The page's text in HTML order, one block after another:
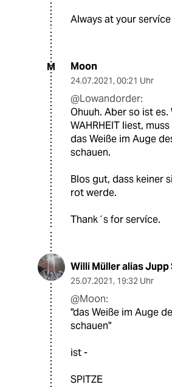
Always at your
M Moon
24.07.2021, 00:21 Uhr
@Lowandorder:
Ohuuh. Aber so ist es.
WAHRHEIT liest,
das Weiße im Auge
schauen.
Blos gut, dass keiner
rot werde.
Thank´s for servíce.
Willi Müller alias
25.07.2021, 19:32 Uhr
@Moon:
"das Weiße im Auge
schauen"
ist -
SPITZE